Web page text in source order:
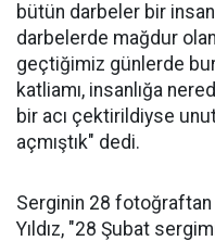
bütün darbeler bir
darbelerde mağdur
geçtiğimiz günlerde
katliamı, insanlığa
bir acı çektirildiyse
açmıştık" dedi.
Serginin 28
Yıldız, "28 Şubat